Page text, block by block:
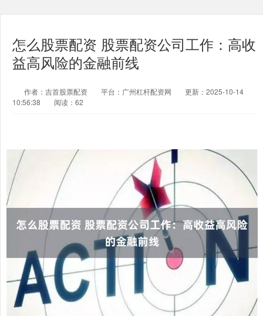
怎么股票配资 股票配资公司工作：高收
益高风险的金融前线
作者：吉首股票配资 平台：广州杠杆配资网
更新：2025-10-14
10:56:38
阅读：62